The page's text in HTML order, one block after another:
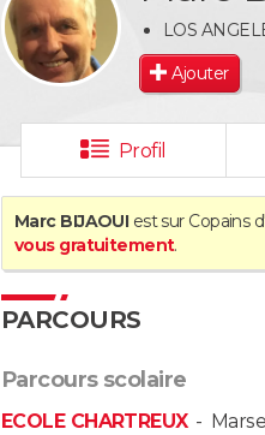
LOS
Ajouter
Profil
Marc BIJAOUI est sur Copains
vous gratuitement.
PARCOURS
Parcours scolaire
ECOLE CHARTREUX-